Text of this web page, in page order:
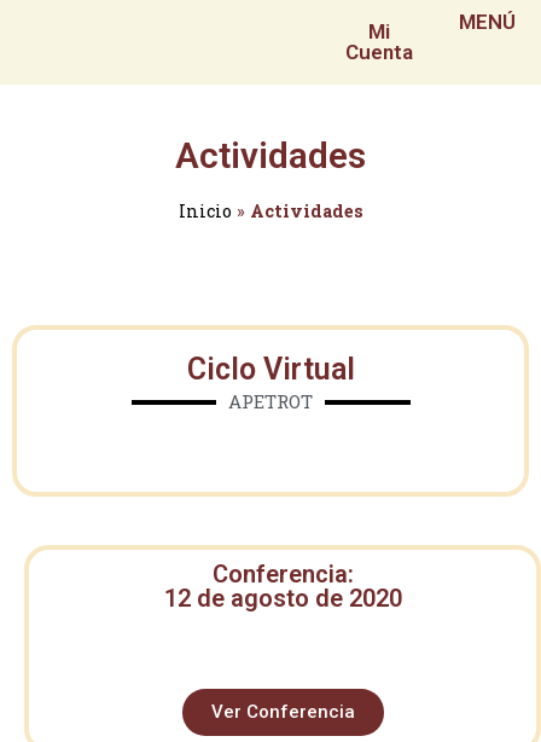
Mi
Cuenta
MENÚ
Actividades
Inicio » Actividades
Ciclo Virtual
APETROT
Conferencia:
12 de agosto de 2020
Ver Conferencia